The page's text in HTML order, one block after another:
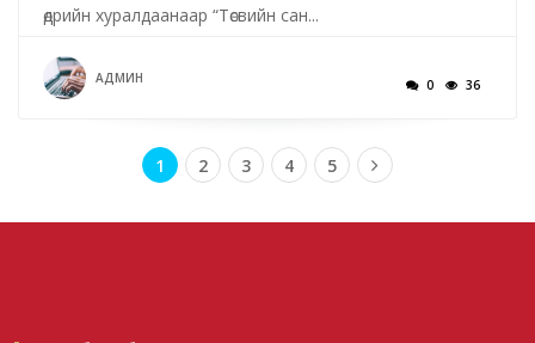
өдрийн хуралдаанаар “Төсвийн сан...
АДМИН 0 36
1 2 3 4 5